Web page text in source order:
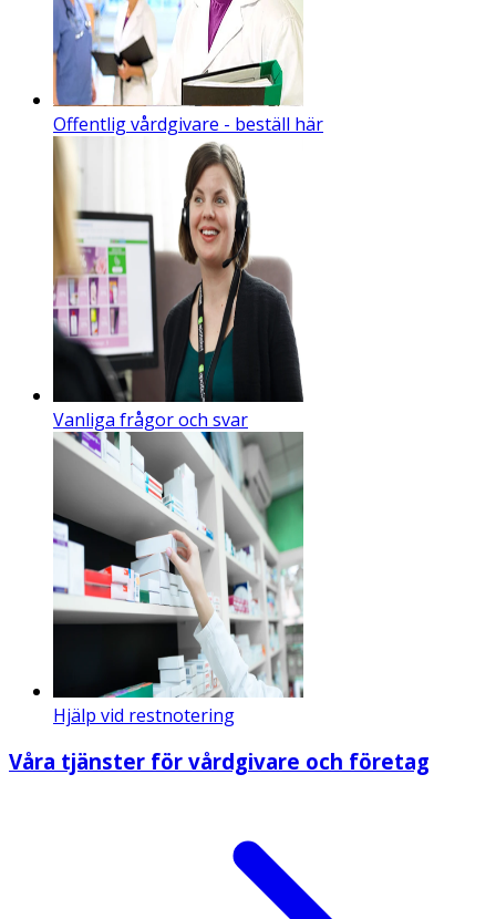
Offentlig vårdgivare - beställ här
Vanliga frågor och svar
Hjälp vid restnotering
Våra tjänster för vårdgivare och företag